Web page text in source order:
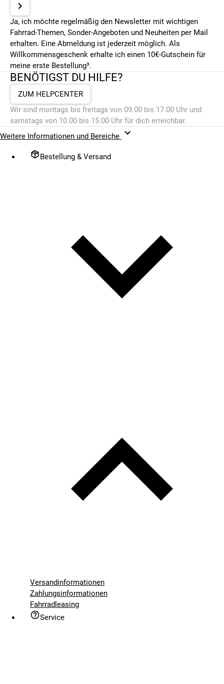
Ja, ich möchte regelmäßig den Newsletter mit wichtigen
Fahrrad-Themen, Sonder-Angeboten und Neuheiten per Mail
erhalten. Eine Abmeldung ist jederzeit möglich. Als
Willkommensgeschenk erhalte ich einen 10€-Gutschein für
meine erste Bestellung³.
BENÖTIGST DU HILFE?
ZUM HELPCENTER
Wir sind montags bis freitags von 09.00 bis 17.00 Uhr und
samstags von 10.00 bis 15.00 Uhr für dich erreichbar.
Weitere Informationen und Bereiche
Bestellung & Versand
Versandinformationen
Zahlungsinformationen
Fahrradleasing
Service